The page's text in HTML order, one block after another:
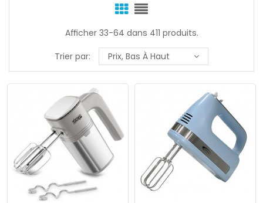
Afficher 33-64 dans 411 produits.
Trier par:
Prix, Bas À Haut